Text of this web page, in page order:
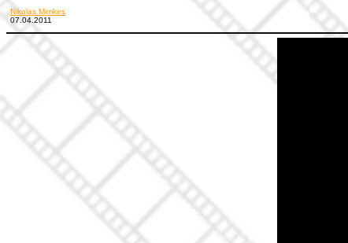
Nikolas Mimkes
07.04.2011